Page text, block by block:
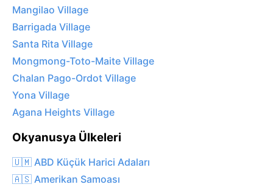
Mangilao Village
Barrigada Village
Santa Rita Village
Mongmong-Toto-Maite Village
Chalan Pago-Ordot Village
Yona Village
Agana Heights Village
Okyanusya Ülkeleri
🇺🇲 ABD Küçük Harici Adaları
🇦🇸 Amerikan Samoası